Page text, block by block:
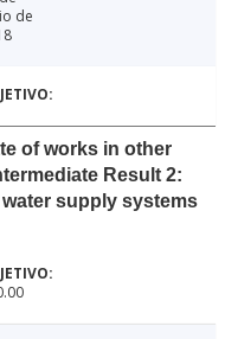
de
of works in other
Result 2:
supply systems